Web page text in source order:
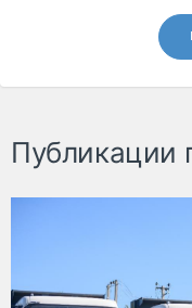
Публикации